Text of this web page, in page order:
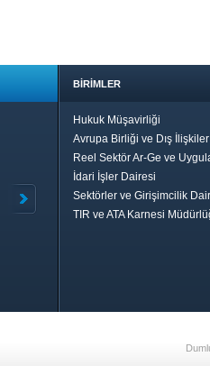
BİRİMLER
Hukuk Müşavirliği
Avrupa Birliği ve Dış
Reel Sektör Ar-Ge ve
İdari İşler Dairesi
Sektörler ve Girişimcilik
TIR ve ATA Karnesi